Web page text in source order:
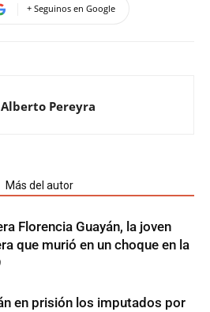
+ Seguinos en Google
Alberto Pereyra
Más del autor
Florencia Guayán, la joven
que murió en un choque en la
en prisión los imputados por